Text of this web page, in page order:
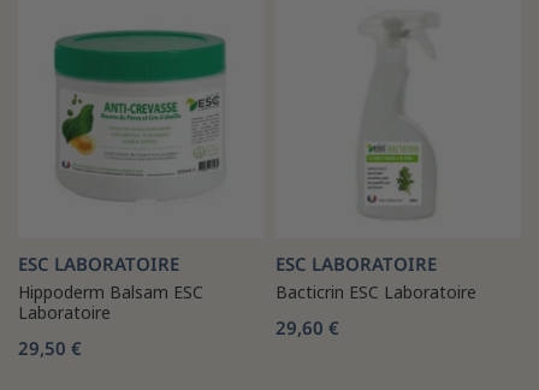
ESC LABORATOIRE
Hippoderm Balsam ESC
Laboratoire
29,50 €
ESC LABORATOIRE
Bacticrin ESC Laboratoire
29,60 €